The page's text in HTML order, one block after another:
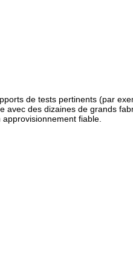
de tests pertinents (par
des dizaines de grands
fiable.